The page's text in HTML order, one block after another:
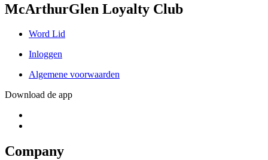
McArthurGlen Loyalty Club
Word Lid
Inloggen
Algemene voorwaarden
Download de app
Company